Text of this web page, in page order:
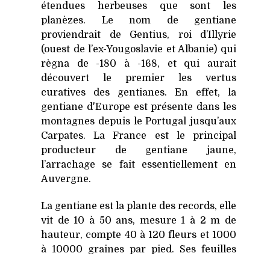
étendues herbeuses que sont les
planèzes. Le nom de gentiane
proviendrait de Gentius, roi d’Illyrie
(ouest de l’ex-Yougoslavie et Albanie) qui
règna de -180 à -168, et qui aurait
découvert le premier les vertus
curatives des gentianes. En effet, la
gentiane d'Europe est présente dans les
montagnes depuis le Portugal jusqu’aux
Carpates. La France est le principal
producteur de gentiane jaune,
l’arrachage se fait essentiellement en
Auvergne.
La gentiane est la plante des records, elle
vit de 10 à 50 ans, mesure 1 à 2 m de
hauteur, compte 40 à 120 fleurs et 1000
à 10000 graines par pied. Ses feuilles